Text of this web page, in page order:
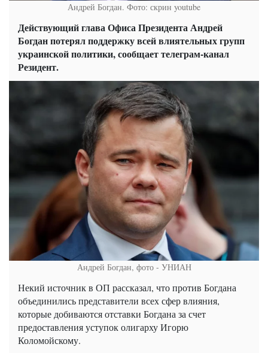
Андрей Богдан. Фото: скрин youtube
Действующий глава Офиса Президента Андрей
Богдан потерял поддержку всей влиятельных групп
украинской политики, сообщает телеграм-канал
Резидент.
Андрей Богдан, фото - УНИАН
Некий источник в ОП рассказал, что против Богдана
объединились представители всех сфер влияния,
которые добиваются отставки Богдана за счет
предоставления уступок олигарху Игорю
Коломойскому.